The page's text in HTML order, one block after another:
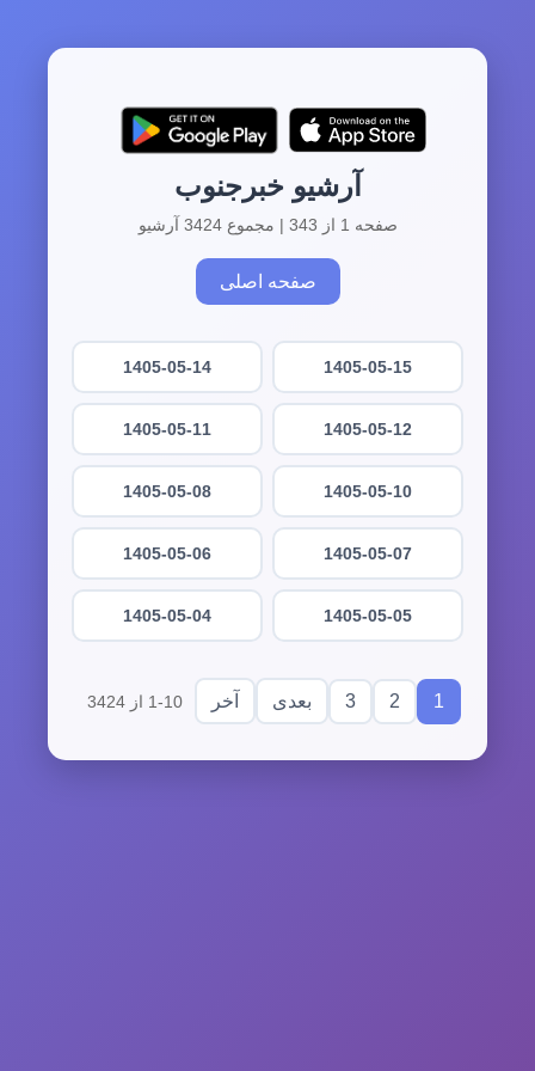
آرشیو خبرجنوب
صفحه 1 از 343 | مجموع 3424 آرشیو
صفحه اصلی
1405-05-15
1405-05-14
1405-05-12
1405-05-11
1405-05-10
1405-05-08
1405-05-07
1405-05-06
1405-05-05
1405-05-04
1
2
3 بعدی آخر 1-10 از 3424